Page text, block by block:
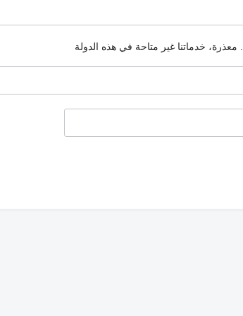
معذرة، خدماتنا غير متاحة في هذه الدولة